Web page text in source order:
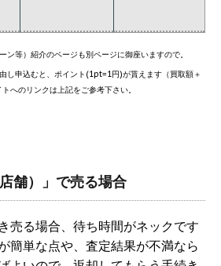
等）紹介のページも別ページに御座いますので。
し申込むと、ポイント(1pt=1円)が貰えます（買取額＋
へのリンクは上記をご参考下さい。
舗）」で売る場合
売る場合、待ち時間がネックです
簡単な点や、査定結果が不満なら